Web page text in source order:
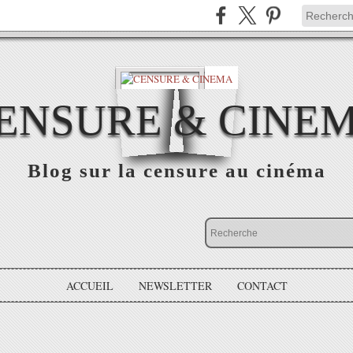
&
Blog sur la censure au cinéma
ACCUEIL NEWSLETTER CONTACT